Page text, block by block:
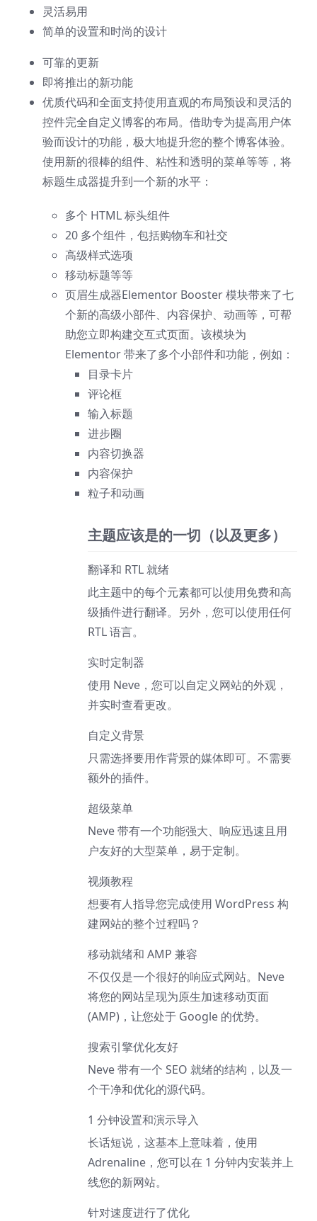
灵活易用
简单的设置和时尚的设计
可靠的更新
即将推出的新功能
优质代码和全面支持使用直观的布局预设和灵活的
控件完全自定义博客的布局。借助专为提高用户体
验而设计的功能，极大地提升您的整个博客体验。
使用新的很棒的组件、粘性和透明的菜单等等，将
标题生成器提升到一个新的水平：
多个 HTML 标头组件
20 多个组件，包括购物车和社交
高级样式选项
移动标题等等
页眉生成器Elementor Booster 模块带来了七
个新的高级小部件、内容保护、动画等，可帮
助您立即构建交互式页面。该模块为
Elementor 带来了多个小部件和功能，例如：
目录卡片
评论框
输入标题
进步圈
内容切换器
内容保护
粒子和动画
主题应该是的一切（以及更多）
翻译和 RTL 就绪
此主题中的每个元素都可以使用免费和高
级插件进行翻译。另外，您可以使用任何
RTL 语言。
实时定制器
使用 Neve，您可以自定义网站的外观，
并实时查看更改。
自定义背景
只需选择要用作背景的媒体即可。不需要
额外的插件。
超级菜单
Neve 带有一个功能强大、响应迅速且用
户友好的大型菜单，易于定制。
视频教程
想要有人指导您完成使用 WordPress 构
建网站的整个过程吗？
移动就绪和 AMP 兼容
不仅仅是一个很好的响应式网站。Neve
将您的网站呈现为原生加速移动页面
(AMP)，让您处于 Google 的优势。
搜索引擎优化友好
Neve 带有一个 SEO 就绪的结构，以及一
个干净和优化的源代码。
1 分钟设置和演示导入
长话短说，这基本上意味着，使用
Adrenaline，您可以在 1 分钟内安装并上
线您的新网站。
针对速度进行了优化